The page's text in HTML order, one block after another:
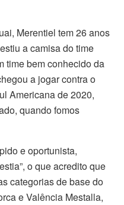
Merentiel tem 26 anos
a camisa do time
time bem conhecido da
a jogar contra o
Americana de 2020,
quando fomos
e oportunista,
o que acredito que
categorias de base do
e Valência Mestalla,